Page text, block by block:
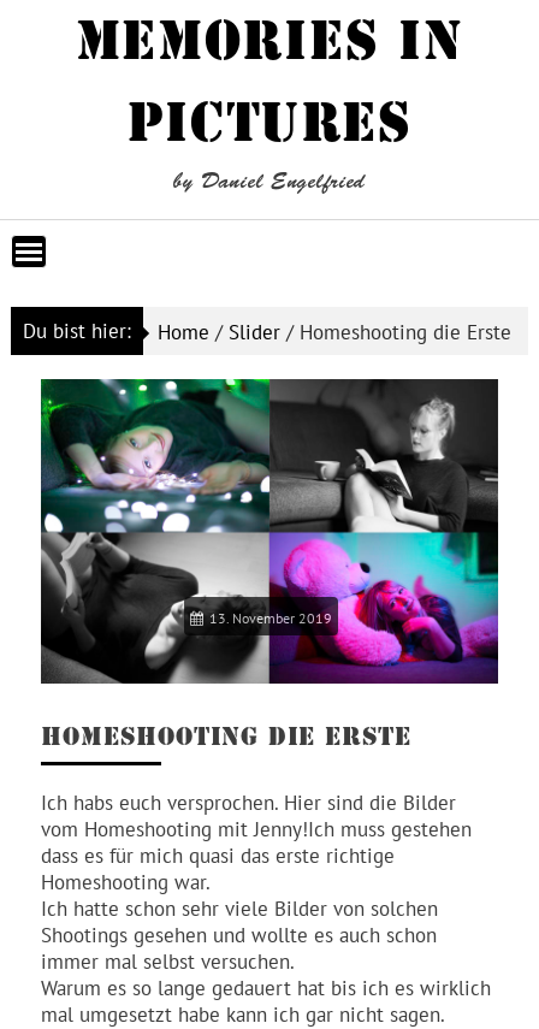
MEMORIES IN
PICTURES
by Daniel Engelfried
Du bist hier: Home / Slider / Homeshooting die Erste
13. November 2019
HOMESHOOTING DIE ERSTE
Ich habs euch versprochen. Hier sind die Bilder
vom Homeshooting mit Jenny!Ich muss gestehen
dass es für mich quasi das erste richtige
Homeshooting war.
Ich hatte schon sehr viele Bilder von solchen
Shootings gesehen und wollte es auch schon
immer mal selbst versuchen.
Warum es so lange gedauert hat bis ich es wirklich
mal umgesetzt habe kann ich gar nicht sagen.